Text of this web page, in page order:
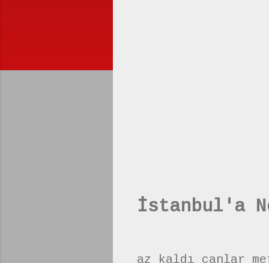
İstanbul'a
az kaldı canlar